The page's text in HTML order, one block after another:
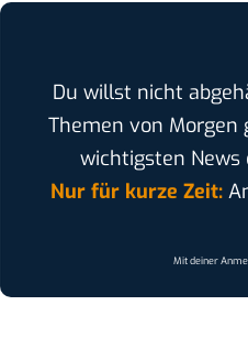
Du willst nicht
Themen von Morgen
wichtigsten News
Nur für kurze Zeit:
Mit deiner